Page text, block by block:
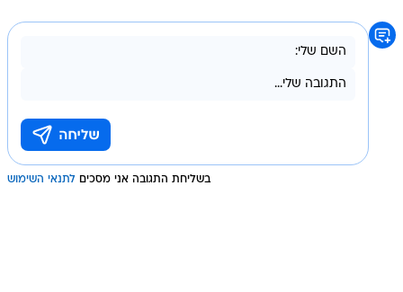
בשליחת התגובה אני מסכים לתנאי השימוש